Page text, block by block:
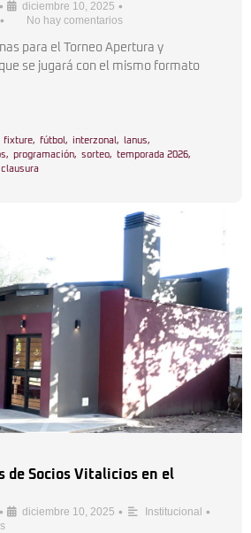
• diciembre 10, 2025 •
• No hay comentarios
para el Torneo Apertura y
se jugará con el mismo formato
fixture, fútbol , interzonal , lanus,
, programación, sorteo, temporada 2026,
de Socios Vitalicios en el
• diciembre 10, 2025 • Institucional •